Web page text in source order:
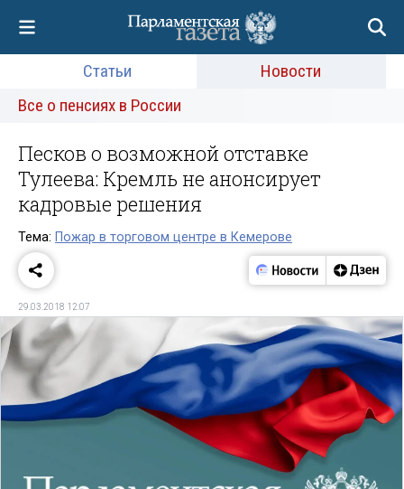
Статьи
Новости
Все о пенсиях в России
Песков о возможной отставке
Тулеева: Кремль не анонсирует
кадровые решения
Тема: Пожар в торговом центре в Кемерове
29.03.2018 12:07